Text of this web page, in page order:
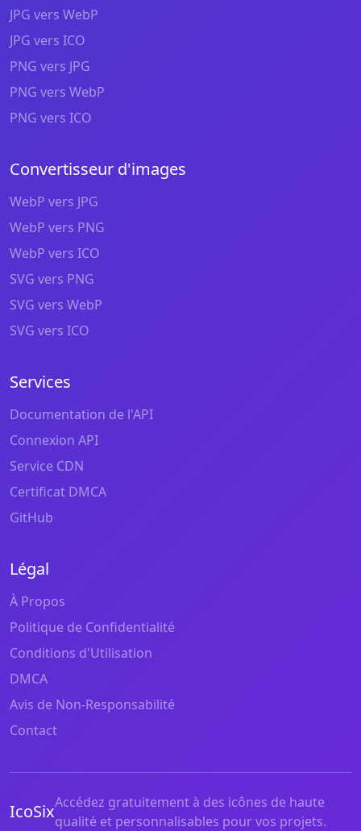
JPG vers WebP
JPG vers ICO
PNG vers JPG
PNG vers WebP
PNG vers ICO
Convertisseur d'images
WebP vers JPG
WebP vers PNG
WebP vers ICO
SVG vers PNG
SVG vers WebP
SVG vers ICO
Services
Documentation de l'API
Connexion API
Service CDN
Certificat DMCA
GitHub
Légal
À Propos
Politique de Confidentialité
Conditions d'Utilisation
DMCA
Avis de Non-Responsabilité
Contact
IcoSixAccédez gratuitement à des icônes de haute
qualité et personnalisables pour vos projets.